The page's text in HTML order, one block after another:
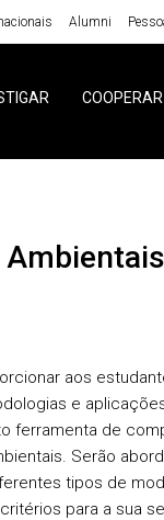
Alumni
COOPERAR
Ambientais
aos
e
ferramenta de
Serão
tipos de
para a sua